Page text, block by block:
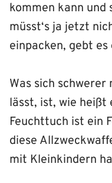
kommen kann und
müsst‘s ja jetzt
einpacken, gebt es
Was sich
lässt, ist, wie heißt
Feuchttuch ist ein
diese
mit Kleinkindern